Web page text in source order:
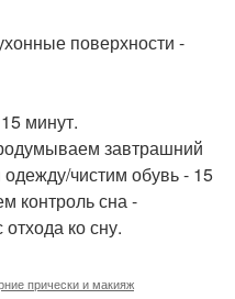
поверхности -
минут.
завтрашний
чистим обувь - 15
контроль сна -
ко сну.
прически и макияж